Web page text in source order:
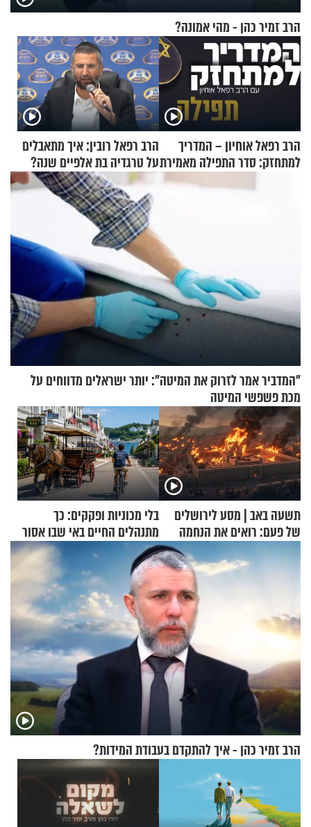
הרב זמיר כהן - מהי אמונה?
הרב רפאל אוחיון – המדריך
למתחזק: סדר התפילה מאמירת
הקורבנות ועד קריאת שמע
הרב רפאל רובין: איך מתאבלים
על טרגדיה בת אלפיים שנה?
"המדביר אמר לזרוק את המיטה": יותר ישראלים מדווחים על
מכת פשפשי המיטה
תשעה באב | מסע לירושלים
של פעם: רואים את הנחמה
בלי מכוניות ופקקים: כך
מתנהלים החיים באי שבו אסור
לנהוג כבר יותר מ-120 שנה
הרב זמיר כהן - איך להתקדם בעבודת המידות?